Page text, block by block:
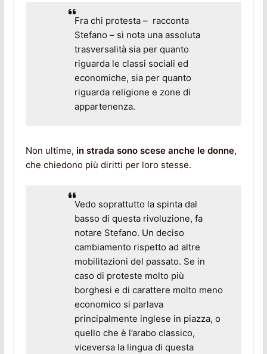
Fra chi protesta – racconta
Stefano – si nota una assoluta
trasversalità sia per quanto
riguarda le classi sociali ed
economiche, sia per quanto
riguarda religione e zone di
appartenenza.
Non ultime, in strada sono scese anche le donne,
che chiedono più diritti per loro stesse.
Vedo soprattutto la spinta dal
basso di questa rivoluzione, fa
notare Stefano. Un deciso
cambiamento rispetto ad altre
mobilitazioni del passato. Se in
caso di proteste molto più
borghesi e di carattere molto meno
economico si parlava
principalmente inglese in piazza, o
quello che è l’arabo classico,
viceversa la lingua di questa